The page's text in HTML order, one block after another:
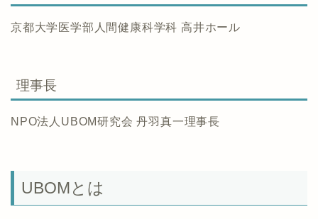
京都大学医学部人間健康科学科 高井ホール
理事長
NPO法人UBOM研究会 丹羽真一理事長
UBOMとは